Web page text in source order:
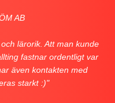
AB
lärorik. Att man kunde
fastnar ordentligt var
även kontakten med
starkt :)"